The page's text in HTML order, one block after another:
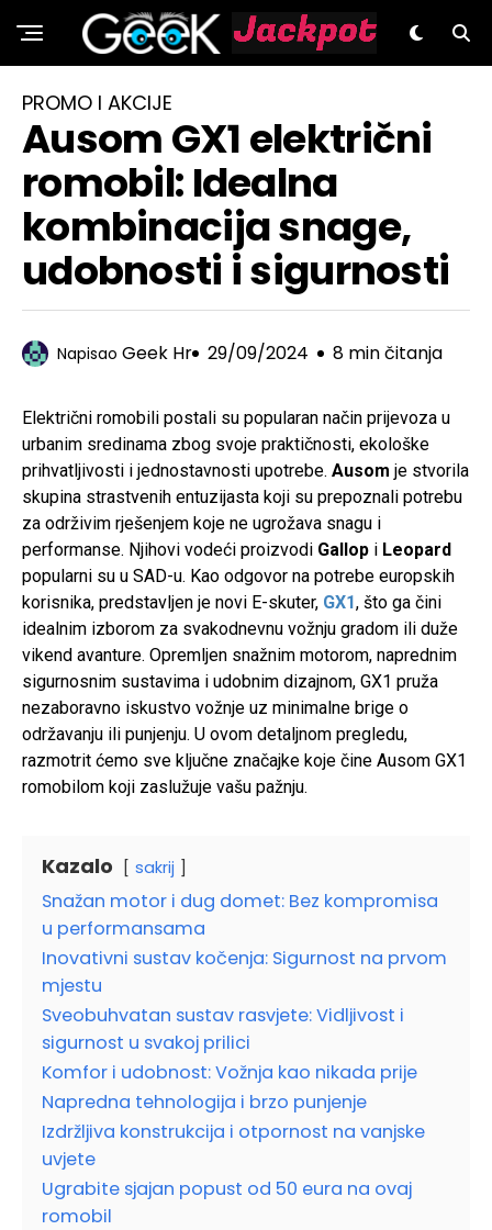
GeeK.hr
PROMO I AKCIJE
Ausom GX1 električni
romobil: Idealna
kombinacija snage,
udobnosti i sigurnosti
Napisao Geek Hr 29/09/2024 8 min čitanja
Električni romobili postali su popularan način prijevoza u
urbanim sredinama zbog svoje praktičnosti, ekološke
prihvatljivosti i jednostavnosti upotrebe. Ausom je stvorila
skupina strastvenih entuzijasta koji su prepoznali potrebu
za održivim rješenjem koje ne ugrožava snagu i
performanse. Njihovi vodeći proizvodi Gallop i Leopard
popularni su u SAD-u. Kao odgovor na potrebe europskih
korisnika, predstavljen je novi E-skuter, GX1, što ga čini
idealnim izborom za svakodnevnu vožnju gradom ili duže
vikend avanture. Opremljen snažnim motorom, naprednim
sigurnosnim sustavima i udobnim dizajnom, GX1 pruža
nezaboravno iskustvo vožnje uz minimalne brige o
održavanju ili punjenju. U ovom detaljnom pregledu,
razmotrit ćemo sve ključne značajke koje čine Ausom GX1
romobilom koji zaslužuje vašu pažnju.
Kazalo sakrij
Snažan motor i dug domet: Bez kompromisa
u performansama
Inovativni sustav kočenja: Sigurnost na prvom
mjestu
Sveobuhvatan sustav rasvjete: Vidljivost i
sigurnost u svakoj prilici
Komfor i udobnost: Vožnja kao nikada prije
Napredna tehnologija i brzo punjenje
Izdržljiva konstrukcija i otpornost na vanjske
uvjete
Ugrabite sjajan popust od 50 eura na ovaj
romobil